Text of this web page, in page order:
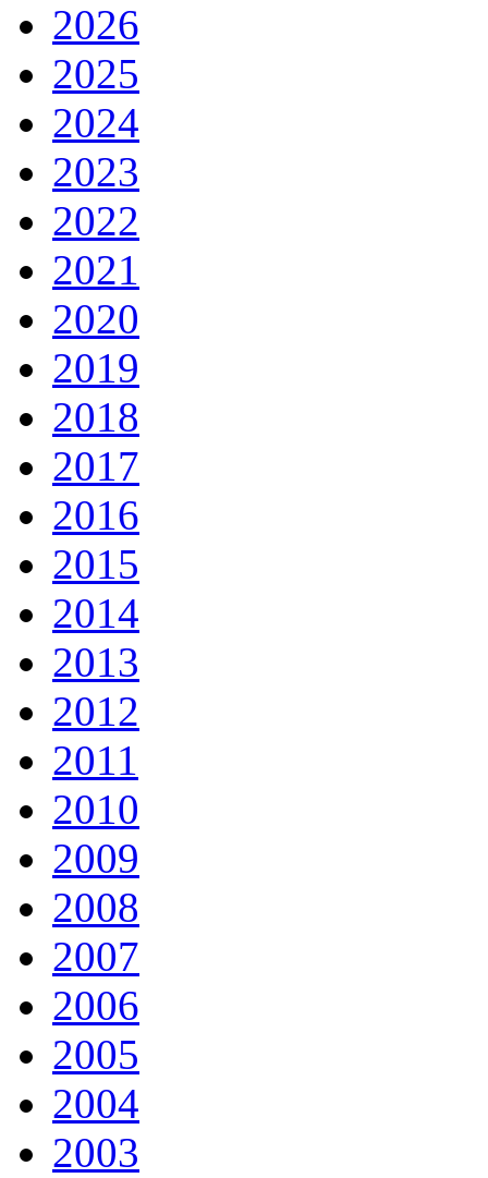
2026
2025
2024
2023
2022
2021
2020
2019
2018
2017
2016
2015
2014
2013
2012
2011
2010
2009
2008
2007
2006
2005
2004
2003